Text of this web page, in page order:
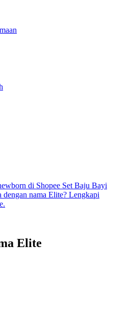
Set Baju Bayi
dengan nama Elite? Lengkapi
Elite